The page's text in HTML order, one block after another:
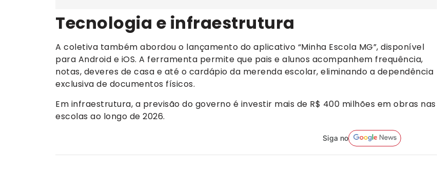
Tecnologia e infraestrutura
A coletiva também abordou o lançamento do aplicativo “Minha Escola MG”, disponível
para Android e iOS. A ferramenta permite que pais e alunos acompanhem frequência,
notas, deveres de casa e até o cardápio da merenda escolar, eliminando a dependência
exclusiva de documentos físicos.
Em infraestrutura, a previsão do governo é investir mais de R$ 400 milhões em obras nas
escolas ao longo de 2026.
Siga no